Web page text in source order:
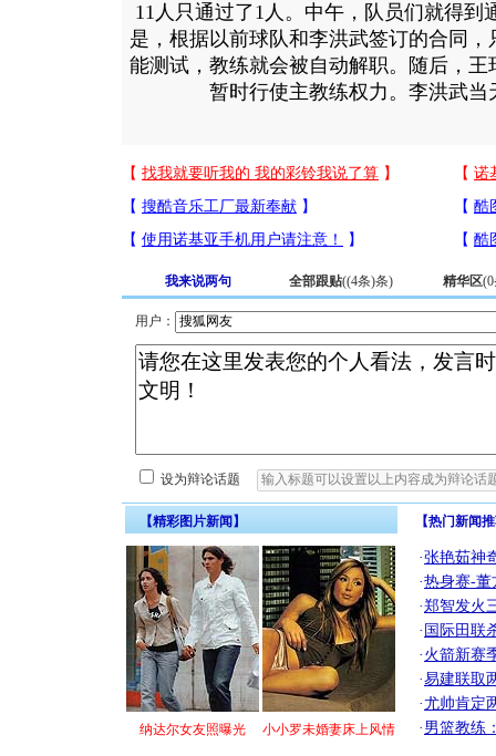
11人只通过了1人。中午，队员们就得到
是，根据以前球队和李洪武签订的合同
能测试，教练就会被自动解职。随后，
暂时行使主教练权力。李洪武
我来说两句 全部跟贴((4条)条) 精华区(0
用户：
设为辩论话题
【精彩图片新闻】
纳达尔女友照曝光 小小罗未婚妻床上风情
【热门新闻
·张艳茹神
·热身赛-董
·郑智发火
· 国际田联
· 火箭新赛
·易建联取
·尤帅肯定
· 男篮教练